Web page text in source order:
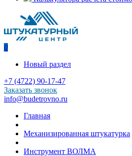
0
Новый раздел
+7 (4722) 90-17-47
Заказать звонок
info@budetrovno.ru
Главная
Механизированная штукатурка
Инструмент ВОЛМА